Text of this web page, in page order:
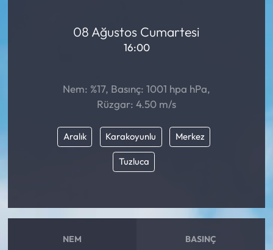
08 Ağustos Cumartesi
16:00
Nem: %17, Basınç: 1001 hpa hPa,
Rüzgar: 4.50 m/s
Aralık Karakoyunlu Merkez
Tuzluca
NEM BASINÇ